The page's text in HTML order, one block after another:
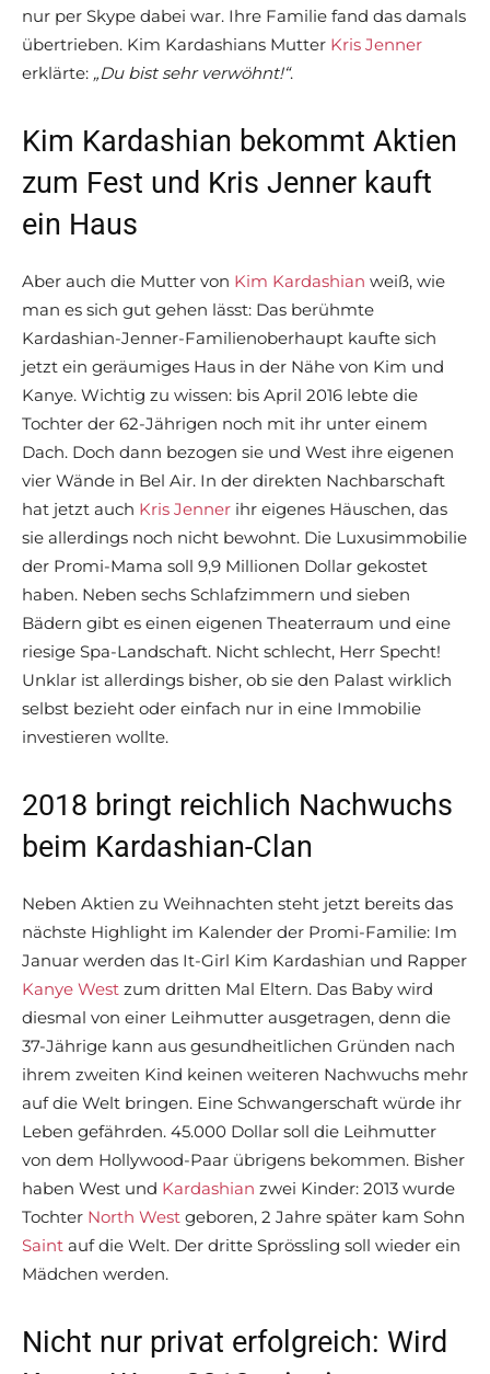
nur per Skype dabei war. Ihre Familie fand das damals
übertrieben. Kim Kardashians Mutter Kris Jenner
erklärte: „Du bist sehr verwöhnt!“.
Kim Kardashian bekommt Aktien
zum Fest und Kris Jenner kauft
ein Haus
Aber auch die Mutter von Kim Kardashian weiß, wie
man es sich gut gehen lässt: Das berühmte
Kardashian-Jenner-Familienoberhaupt kaufte sich
jetzt ein geräumiges Haus in der Nähe von Kim und
Kanye. Wichtig zu wissen: bis April 2016 lebte die
Tochter der 62-Jährigen noch mit ihr unter einem
Dach. Doch dann bezogen sie und West ihre eigenen
vier Wände in Bel Air. In der direkten Nachbarschaft
hat jetzt auch Kris Jenner ihr eigenes Häuschen, das
sie allerdings noch nicht bewohnt. Die Luxusimmobilie
der Promi-Mama soll 9,9 Millionen Dollar gekostet
haben. Neben sechs Schlafzimmern und sieben
Bädern gibt es einen eigenen Theaterraum und eine
riesige Spa-Landschaft. Nicht schlecht, Herr Specht!
Unklar ist allerdings bisher, ob sie den Palast wirklich
selbst bezieht oder einfach nur in eine Immobilie
investieren wollte.
2018 bringt reichlich Nachwuchs
beim Kardashian-Clan
Neben Aktien zu Weihnachten steht jetzt bereits das
nächste Highlight im Kalender der Promi-Familie: Im
Januar werden das It-Girl Kim Kardashian und Rapper
Kanye West zum dritten Mal Eltern. Das Baby wird
diesmal von einer Leihmutter ausgetragen, denn die
37-Jährige kann aus gesundheitlichen Gründen nach
ihrem zweiten Kind keinen weiteren Nachwuchs mehr
auf die Welt bringen. Eine Schwangerschaft würde ihr
Leben gefährden. 45.000 Dollar soll die Leihmutter
von dem Hollywood-Paar übrigens bekommen. Bisher
haben West und Kardashian zwei Kinder: 2013 wurde
Tochter North West geboren, 2 Jahre später kam Sohn
Saint auf die Welt. Der dritte Sprössling soll wieder ein
Mädchen werden.
Nicht nur privat erfolgreich: Wird